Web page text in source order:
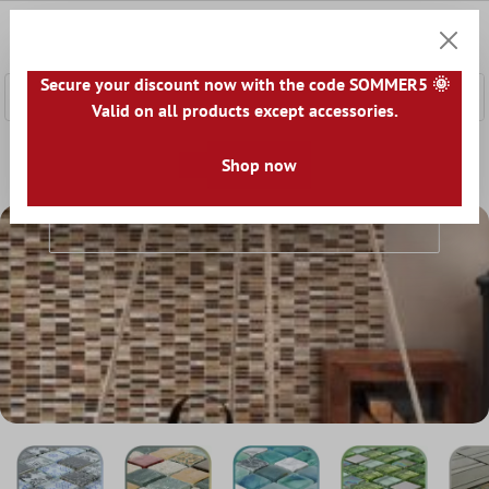
Mistura de Mosaico
Mistura De Mosaico
Secure your discount now with the code SOMMER5 🌞
Valid on all products except accessories.
Shop now